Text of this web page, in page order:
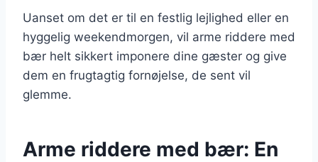
Uanset om det er til en festlig lejlighed eller en
hyggelig weekendmorgen, vil arme riddere med
bær helt sikkert imponere dine gæster og give
dem en frugtagtig fornøjelse, de sent vil
glemme.
Arme riddere med bær: En